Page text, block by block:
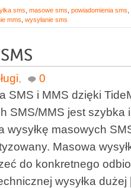
sms masowe sms powiadomienia sms
mms wysyłanie sms
,
0
SMS i MMS dzięki
SMS/MMS jest szybka
wysyłkę masowych
Masowa
do konkretnego
wysyłka dużej